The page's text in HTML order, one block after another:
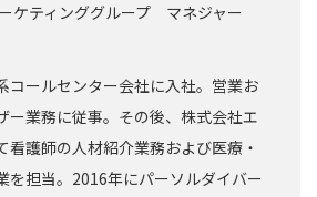
ケティンググループ マネジャー
コールセンター会社に入社。営業お
ー業務に従事。その後、株式会社エ
看護師の人材紹介業務および医療・
を担当。2016年にパーソルダイバー